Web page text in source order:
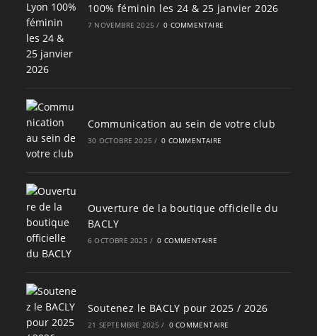
100% féminin les 24 & 25 janvier 2026
7 NOVEMBRE 2025 / 0 COMMENTAIRE
Communication au sein de votre club
30 OCTOBRE 2025 / 0 COMMENTAIRE
Ouverture de la boutique officielle du
BACLY
6 OCTOBRE 2025 / 0 COMMENTAIRE
Soutenez le BACLY pour 2025 / 2026
21 SEPTEMBRE 2025 / 0 COMMENTAIRE